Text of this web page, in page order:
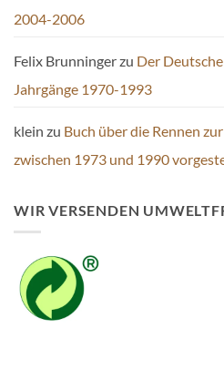
2004-2006
Felix Brunningerzu Der
Jahrgänge 1970-1993
klein zu Buch über die Rennen
zwischen 1973 und 1990
WIR VERSENDEN